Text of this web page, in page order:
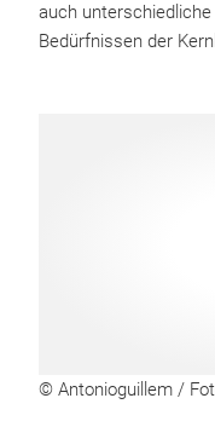
auch
Bedürfnissen der
© Antonioguillem /